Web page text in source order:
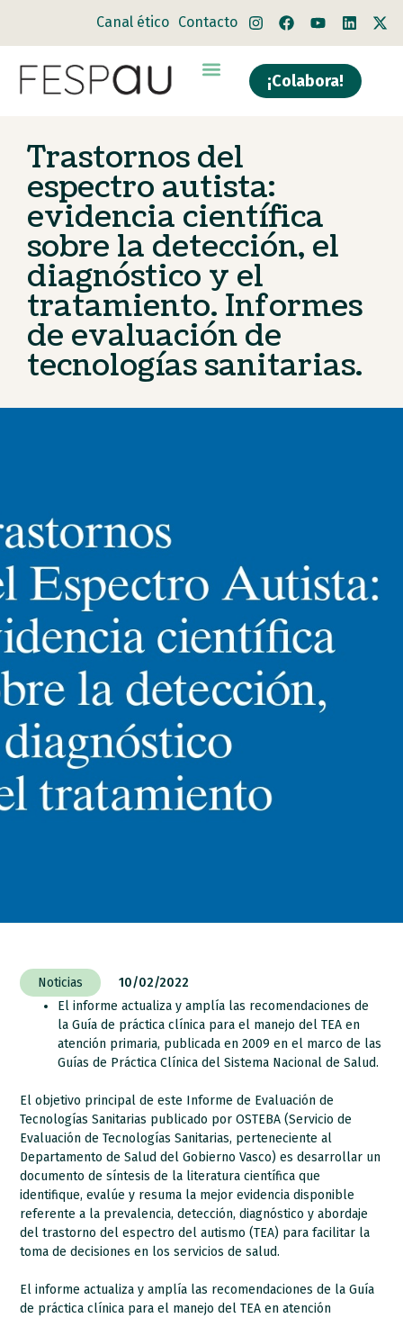
Canal ético Contacto
¡Colabora!
Trastornos del
espectro autista:
evidencia científica
sobre la detección, el
diagnóstico y el
tratamiento. Informes
de evaluación de
tecnologías sanitarias.
Noticias
10/02/2022
El informe actualiza y amplía las recomendaciones de
la Guía de práctica clínica para el manejo del TEA en
atención primaria, publicada en 2009 en el marco de las
Guías de Práctica Clínica del Sistema Nacional de Salud.
El objetivo principal de este Informe de Evaluación de
Tecnologías Sanitarias publicado por OSTEBA (Servicio de
Evaluación de Tecnologías Sanitarias, perteneciente al
Departamento de Salud del Gobierno Vasco) es desarrollar un
documento de síntesis de la literatura científica que
identifique, evalúe y resuma la mejor evidencia disponible
referente a la prevalencia, detección, diagnóstico y abordaje
del trastorno del espectro del autismo (TEA) para facilitar la
toma de decisiones en los servicios de salud.
El informe actualiza y amplía las recomendaciones de la Guía
de práctica clínica para el manejo del TEA en atención